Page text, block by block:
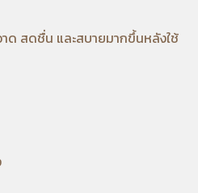
าด สดชื่น และสบายมากขึ้นหลังใช้